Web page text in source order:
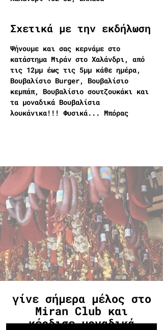
Σχετικά με την εκδήλωση
Ψήνουμε και σας κερνάμε στο
κατάστημα Μιράν στο Χαλάνδρι, από
τις 12μμ έως τις 5μμ κάθε ημέρα,
Βουβαλίσιο Burger, Βουβαλίσιο
κεμπάπ, Βουβαλίσιο σουτζουκάκι και
τα μοναδικά Βουβαλίσια
λουκάνικα!!! Φυσικά... Μπόρας
γίνε σήμερα μέλος στο
Miran Club και
κέρδισε μοναδικά